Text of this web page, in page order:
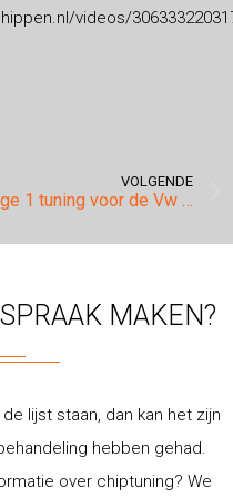
videos/
VOLGENDE
Stage 1 tuning voor de Vw Golf 7 GTD.
MAKEN?
lijst staan, dan kan het zijn
hebben gehad.
over chiptuning? We